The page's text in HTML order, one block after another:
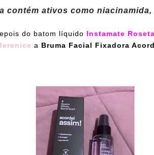
contém ativos como
do batom líquido Instamate
a Bruma Facial Fixadora